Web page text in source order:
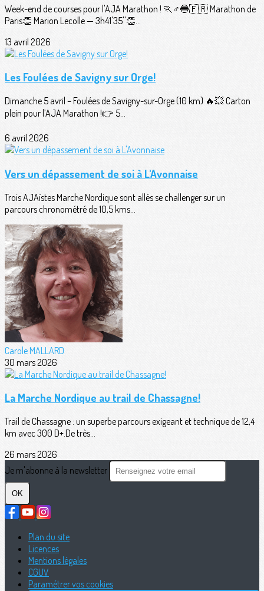
Week-end de courses pour l'AJA Marathon ! 🏃♂️🔵🇫🇷 Marathon de
Paris👏 Marion Lecolle — 3h41'35''👏...
13 avril 2026
Les Foulées de Savigny sur Orge!
Dimanche 5 avril – Foulées de Savigny-sur-Orge (10 km) 🔥💥 Carton
plein pour l’AJA Marathon !👉 5...
6 avril 2026
Vers un dépassement de soi à L'Avonnaise
Trois AJAïstes Marche Nordique sont allés se challenger sur un
parcours chronométré de 10,5 kms...
Carole MALLARD
30 mars 2026
La Marche Nordique au trail de Chassagne!
Trail de Chassagne : un superbe parcours exigeant et technique de 12,4
km avec 300 D+.De très...
26 mars 2026
Je m'abonne à la newsletter
OK
Plan du site
Licences
Mentions légales
CGUV
Paramétrer vos cookies